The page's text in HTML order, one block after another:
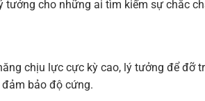
tưởng cho những ai tìm kiếm sự chắc
chịu lực cực kỳ cao, lý tưởng để đỡ
bảo độ cứng.